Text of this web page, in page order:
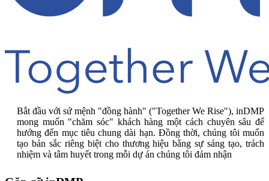
Bắt đầu với sứ mệnh "đồng hành" ("Together We Rise"), inDMP
mong muốn "chăm sóc" khách hàng một cách chuyên sâu để
hướng đến mục tiêu chung dài hạn. Đồng thời, chúng tôi muốn
tạo bản sắc riêng biệt cho thương hiệu bằng sự sáng tạo, trách
nhiệm và tâm huyết trong mỗi dự án chúng tôi đảm nhận